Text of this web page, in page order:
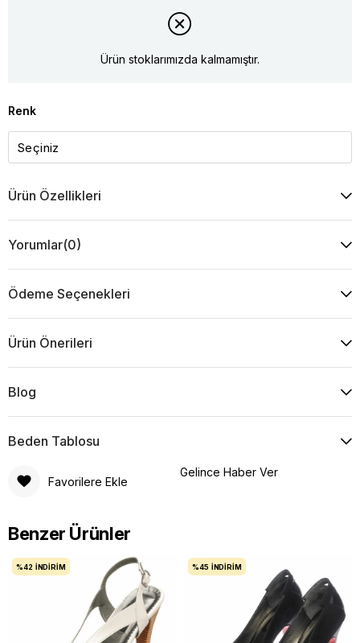
Ürün stoklarımızda kalmamıştır.
Renk
Ürün Özellikleri
Yorumlar(0)
Ödeme Seçenekleri
Ürün Önerileri
Blog
Beden Tablosu
Favorilere Ekle
Gelince Haber Ver
Benzer Ürünler
%42 İNDIRIM %45 İNDIRIM